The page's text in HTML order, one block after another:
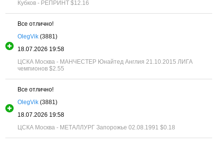
Кубков - РЕПРИНТ $12.16
Все отлично!
OlegVik (3881)
18.07.2026 19:58
ЦСКА Москва - МАНЧЕСТЕР Юнайтед Англия 21.10.2015 ЛИГА
чемпионов $2.55
Все отлично!
OlegVik (3881)
18.07.2026 19:58
ЦСКА Москва - МЕТАЛЛУРГ Запорожье 02.08.1991 $0.18